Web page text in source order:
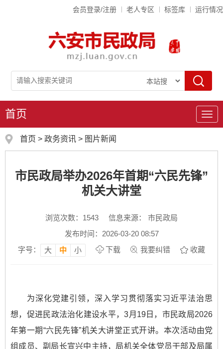
会员登录/注册 老人专区 标签库 运行情况
导
航
首页
首页 > 政务资讯 > 图片新闻
市民政局举办2026年首期“六民先锋”
机关大讲堂
浏览次数： 1543
信息来源： 市民政局
发布时间：2026-03-20 08:57
字号：
大 中 小 下载 我要纠错 收藏
为深化党建引领，深入学习贯彻落实习近平法治思
想，促进民政法治化建设水平，3月19日，市民政局2026
年第一期“六民先锋”机关大讲堂正式开讲。本次活动由党
组成员、副局长宣兴中主持，局机关全体党员干部及局属